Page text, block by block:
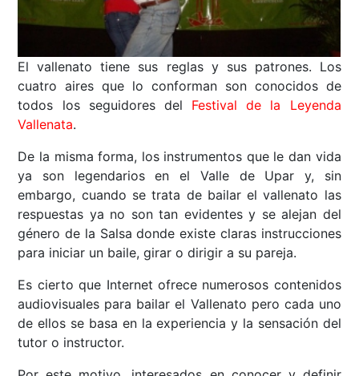
El vallenato tiene sus reglas y sus patrones. Los
cuatro aires que lo conforman son conocidos de
todos los seguidores del Festival de la Leyenda
Vallenata.
De la misma forma, los instrumentos que le dan vida
ya son legendarios en el Valle de Upar y, sin
embargo, cuando se trata de bailar el vallenato las
respuestas ya no son tan evidentes y se alejan del
género de la Salsa donde existe claras instrucciones
para iniciar un baile, girar o dirigir a su pareja.
Es cierto que Internet ofrece numerosos contenidos
audiovisuales para bailar el Vallenato pero cada uno
de ellos se basa en la experiencia y la sensación del
tutor o instructor.